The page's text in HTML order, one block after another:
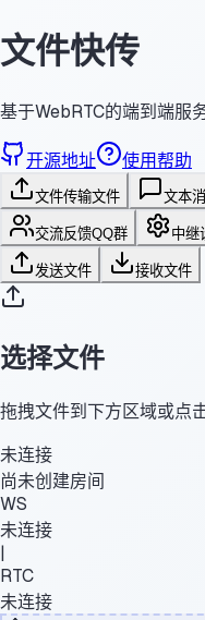
文件快传
基于WebRTC的端到端服
开源地址 使用帮助
文件传输文件 文本
交流反馈QQ群 中继
发送文件 接收文件
选择文件
拖拽文件到下方区域或点
未连接
尚未创建房间
WS
未连接
|
RTC
未连接